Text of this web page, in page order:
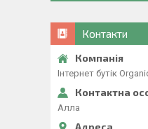
Контакти
Iнтернет бутiк
Алла